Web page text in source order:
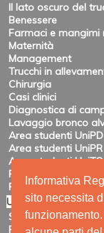
Informativa
sito necessita
Il lato oscuro del
Benessere
Farmaci e mangimi
Maternità
Management
Trucchi in
Chirurgia
Casi clinici
Diagnostica di
Lavaggio bronco
Area studenti UniPD
Area studenti UniPR
Area studenti UniTO
Recensioni di eventi
Pubblicazioni e
Utility
Siti amici
Ricerca